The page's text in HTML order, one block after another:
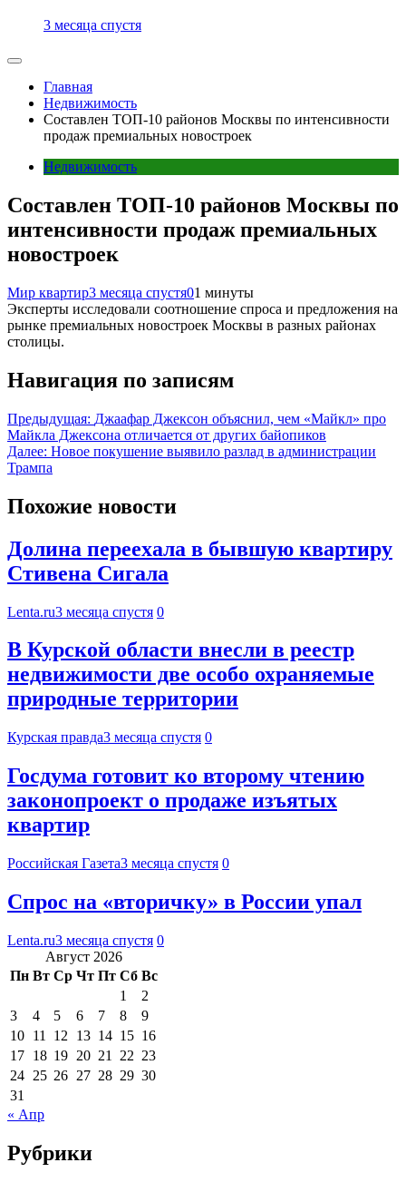
3 месяца спустя
Главная
Недвижимость
Составлен ТОП-10 районов Москвы по интенсивности
продаж премиальных новостроек
Недвижимость
Составлен ТОП-10 районов Москвы по
интенсивности продаж премиальных
новостроек
Мир квартир3 месяца спустя01 минуты
Эксперты исследовали соотношение спроса и предложения на
рынке премиальных новостроек Москвы в разных районах
столицы.
Навигация по записям
Предыдущая: Джаафар Джексон объяснил, чем «Майкл» про
Майкла Джексона отличается от других байопиков
Далее: Новое покушение выявило разлад в администрации
Трампа
Похожие новости
Долина переехала в бывшую квартиру
Стивена Сигала
Lenta.ru3 месяца спустя 0
В Курской области внесли в реестр
недвижимости две особо охраняемые
природные территории
Курская правда3 месяца спустя 0
Госдума готовит ко второму чтению
законопроект о продаже изъятых
квартир
Российская Газета3 месяца спустя 0
Спрос на «вторичку» в России упал
Lenta.ru3 месяца спустя 0
Август 2026
Пн Вт Ср Чт Пт Сб Вс
1
2
3
4 5 6 7 8
9
10 11 12 13 14 15 16
17 18 19 20 21 22 23
24 25 26 27 28 29 30
31
« Апр
Рубрики